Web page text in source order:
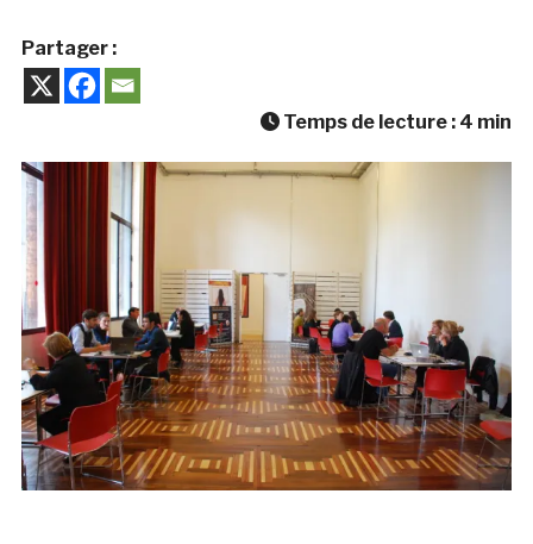
Partager :
Temps de lecture : 4 min